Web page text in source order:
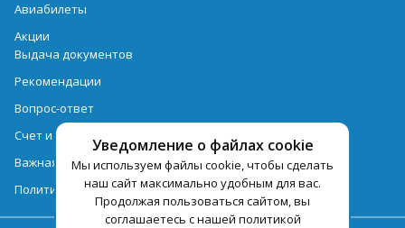
Уведомление о файлах cookie
Мы используем файлы cookie, чтобы сделать
наш сайт максимально удобным для вас.
Продолжая пользоваться сайтом, вы
соглашаетесь с нашей политикой
Авиабилеты
Акции
Выдача документов
Рекомендации
Вопрос-ответ
Счет и оплата
Важная информация по турпродукту
Политика обработки персональных данных